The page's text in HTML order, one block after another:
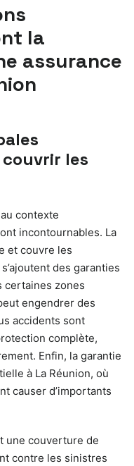
la
assurance
les
contexte
incontournables. La
et couvre les
des garanties
certaines zones
engendrer des
accidents sont
complète,
Enfin, la garantie
à La Réunion, où
causer d’importants
une couverture de
contre les sinistres